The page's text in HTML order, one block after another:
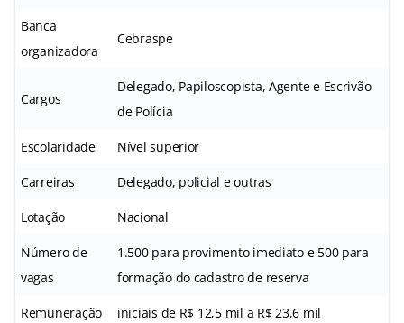
Banca
organizadora
Cebraspe
Cargos
Delegado, Papiloscopista, Agente e Escrivão
de Polícia
Escolaridade Nível superior
Carreiras Delegado, policial e outras
Lotação Nacional
Número de
vagas
1.500 para provimento imediato e 500 para
formação do cadastro de reserva
Remuneração iniciais de R$ 12,5 mil a R$ 23,6 mil